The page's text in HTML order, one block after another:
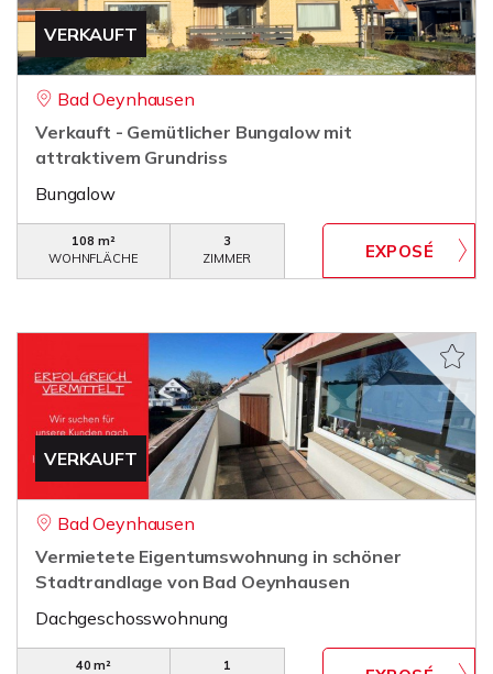
VERKAUFT
Bad Oeynhausen
Verkauft - Gemütlicher Bungalow mit
attraktivem Grundriss
Bungalow
108 m²
WOHNFLÄCHE
3
ZIMMER
VERKAUFT
Bad Oeynhausen
Vermietete Eigentumswohnung in schöner
Stadtrandlage von Bad Oeynhausen
Dachgeschosswohnung
40 m²
1